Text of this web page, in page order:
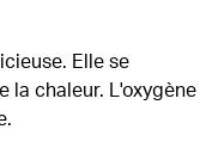
Elle se
la chaleur. L'oxygène